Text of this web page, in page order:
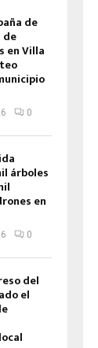
de
de
en Villa
0
árboles
en
0
del
el